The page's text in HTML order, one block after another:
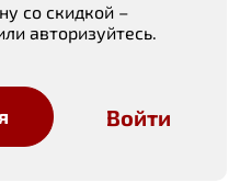
со скидкой –
авторизуйтесь.
Войти